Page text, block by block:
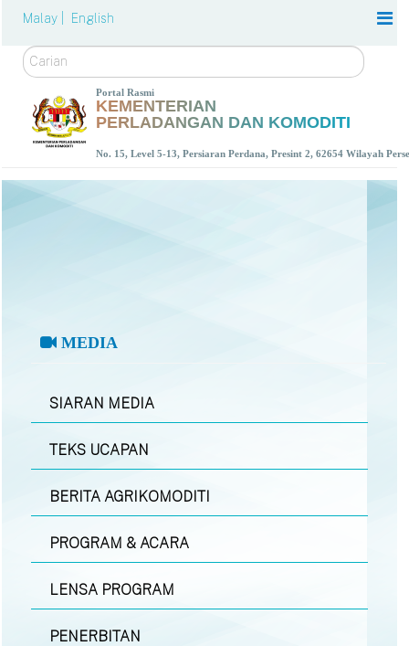
Malay | English
Carian
Portal Rasmi
KEMENTERIAN
PERLADANGAN DAN KOMODITI
No. 15, Level 5-13, Persiaran Perdana, Presint 2, 62654 Wilayah
MEDIA
SIARAN MEDIA
TEKS UCAPAN
BERITA AGRIKOMODITI
PROGRAM & ACARA
LENSA PROGRAM
PENERBITAN